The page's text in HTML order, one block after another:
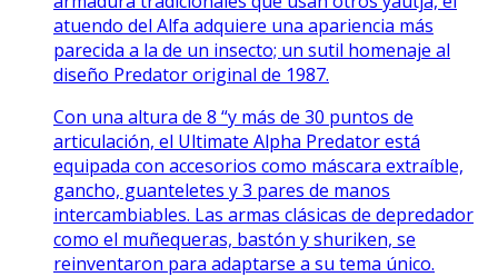
atuendo del Alfa adquiere una apariencia más
parecida a la de un insecto; un sutil homenaje al
diseño Predator original de 1987.
Con una altura de 8 “y más de 30 puntos de
articulación, el Ultimate Alpha Predator está
equipada con accesorios como máscara extraíble,
gancho, guanteletes y 3 pares de manos
intercambiables. Las armas clásicas de depredador
como el muñequeras, bastón y shuriken, se
reinventaron para adaptarse a su tema único.